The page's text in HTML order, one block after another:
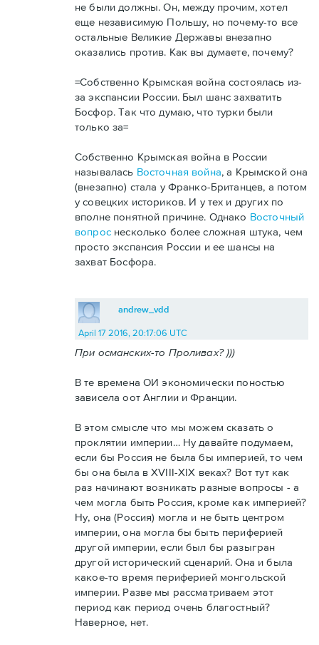
не были должны. Он, между прочим, хотел
еще независимую Польшу, но почему-то все
остальные Великие Державы внезапно
оказались против. Как вы думаете, почему?
=Собственно Крымская война состоялась из-
за экспансии России. Был шанс захватить
Босфор. Так что думаю, что турки были
только за=
Собственно Крымская война в России
называлась Восточная война, а Крымской она
(внезапно) стала у Франко-Британцев, а потом
у совецких историков. И у тех и других по
вполне понятной причине. Однако Восточный
вопроснесколько более сложная штука, чем
просто экспансия России и ее шансы на
захват Босфора.
andrew_vdd
April 17 2016, 20:17:06 UTC
При османских-то Проливах? )))
В те времена ОИ экономически поностью
зависела оот Англии и Франции.
В этом смысле что мы можем сказать о
проклятии империи… Ну давайте подумаем,
если бы Россия не была бы империей, то чем
бы она была в XVIII-XIX веках? Вот тут как
раз начинают возникать разные вопросы - а
чем могла быть Россия, кроме как империей?
Ну, она (Россия) могла и не быть центром
империи, она могла бы быть периферией
другой империи, если был бы разыгран
другой исторический сценарий. Она и была
какое-то время периферией монгольской
империи. Разве мы рассматриваем этот
период как период очень благостный?
Наверное, нет.